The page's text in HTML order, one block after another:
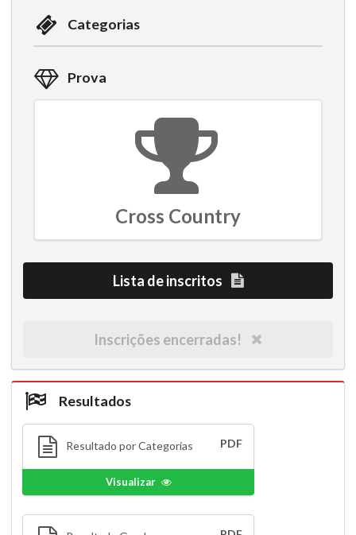
Categorias
Prova
Cross Country
Lista de inscritos
Inscrições encerradas!
Resultados
Resultado por Categorias PDF
Visualizar